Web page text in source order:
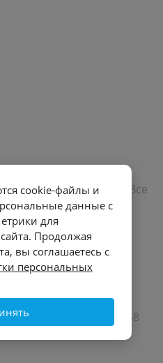
интернет-
Санкт-Петербурга». Все
- о его людях, жизни,
прямая ссылка на
ограничение 12+.
ЭЛ № ФС 77 - 72748
cookie-файлы и
данные с
для
Продолжая
вы соглашаетесь с
персональных